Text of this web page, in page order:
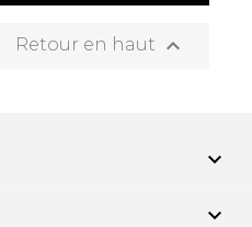
Retour en haut 

